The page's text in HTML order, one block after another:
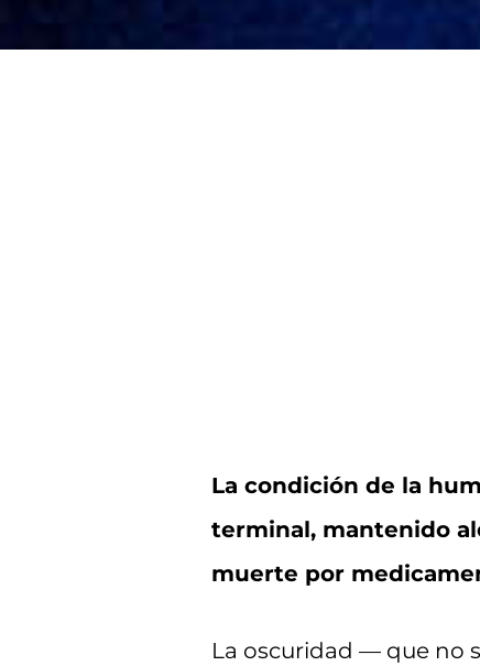
La condición de la
terminal, mantenido
muerte por
La oscuridad — que no